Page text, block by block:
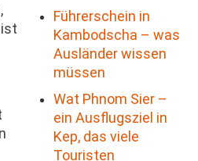
Führerschein in
Kambodscha – was
Ausländer wissen
müssen
Wat Phnom Sier –
ein Ausflugsziel in
Kep, das viele
Touristen